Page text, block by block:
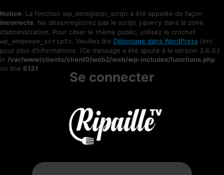
Notice: La fonction wp_deregister_script a été appelée de façon
incorrecte. Ne désenregistrez pas le script jquery dans la zone
d’administration. Pour cibler le thème public, utilisez le crochet
wp_enqueue_scripts. Veuillez lire Débogage dans WordPress (en)
pour plus d’informations. (Ce message a été ajouté à la version 3.6.0.)
in /var/www/clients/client0/web2/web/wp-includes/functions.php
on line 6131
Se connecter